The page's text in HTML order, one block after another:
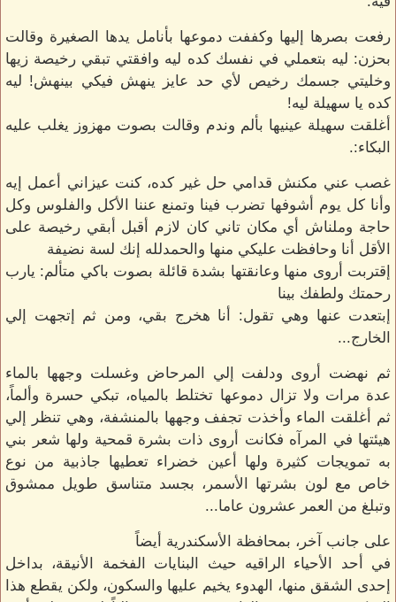
رفعت بصرها إليها وكففت دموعها بأنامل يدها الصغيرة وقالت
بحزن: ليه بتعملي في نفسك كده ليه وافقتي تبقي رخيصة زيها
وخليتي جسمك رخيص لأي حد عايز ينهش فيكي بينهش! ليه
كده يا سهيلة ليه!
أغلقت سهيلة عينيها بألم وندم وقالت بصوت مهزوز يغلب عليه
البكاء:.
غصب عني مكنش قدامي حل غير كده، كنت عيزاني أعمل إيه
وأنا كل يوم أشوفها تضرب فينا وتمنع عننا الأكل والفلوس وكل
حاجة وملناش أي مكان تاني كان لازم أقبل أبقي رخيصة على
الأقل أنا وحافظت عليكي منها والحمدلله إنك لسة نضيفة
إقتربت أروى منها وعانقتها بشدة قائلة بصوت باكي متألم: يارب
رحمتك ولطفك بينا
إبتعدت عنها وهي تقول: أنا هخرج بقي، ومن ثم إتجهت إلي
الخارج...
ثم نهضت أروى ودلفت إلي المرحاض وغسلت وجهها بالماء
عدة مرات ولا تزال دموعها تختلط بالمياه، تبكي حسرة وألماً،
ثم أغلقت الماء وأخذت تجفف وجهها بالمنشفة، وهي تنظر إلي
هيئتها في المرآه فكانت أروى ذات بشرة قمحية ولها شعر بني
به تمويجات كثيرة ولها أعين خضراء تعطيها جاذبية من نوع
خاص مع لون بشرتها الأسمر، بجسد متناسق طويل ممشوق
وتبلغ من العمر عشرون عاما...
على جانب آخر، بمحافظة الأسكندرية أيضاً
في أحد الأحياء الراقيه حيث البنايات الفخمة الأنيقة، بداخل
إحدى الشقق منها، الهدوء يخيم عليها والسكون، ولكن يقطع هذا